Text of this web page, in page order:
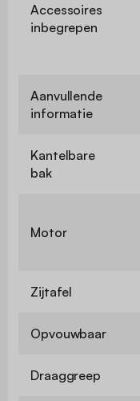
Accessoires
inbegrepen
Aanvullende
informatie
Kantelbare
bak
Motor
Zijtafel
Opvouwbaar
Draaggreep